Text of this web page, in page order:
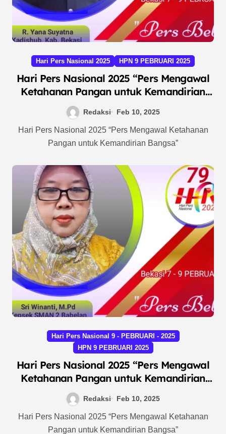
Hari Pers Nasional 2025 HPN 9 PEBRUARI 2025
Hari Pers Nasional 2025 “Pers Mengawal
Ketahanan Pangan untuk Kemandirian
Redaksi Feb 10, 2025
Hari Pers Nasional 2025 “Pers Mengawal Ketahanan
Pangan untuk Kemandirian Bangsa”
Hari Pers Nasional 9 - PEBRUARI - 2025
HPN 9 PEBRUARI 2025
Hari Pers Nasional 2025 “Pers Mengawal
Ketahanan Pangan untuk Kemandirian
Redaksi Feb 10, 2025
Hari Pers Nasional 2025 “Pers Mengawal Ketahanan
Pangan untuk Kemandirian Bangsa”